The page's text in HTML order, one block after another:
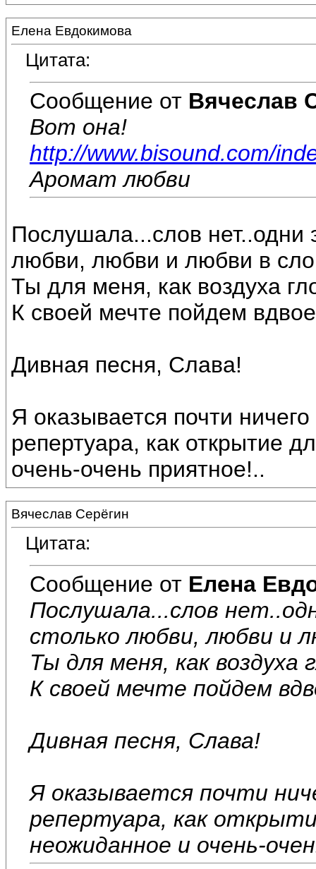
Елена Евдокимова
Цитата:
Сообщение от Вячеслав
Вот она!
http://www.bisound.com/
Аромат любви
Послушала...слов нет..одни
любви, любви и любви в
Ты для меня, как воздуха
К своей мечте пойдем
Дивная песня, Слава!
Я оказывается почти
репертуара, как открытие
очень-очень приятное!..
Вячеслав Серёгин
Цитата:
Сообщение от Елена
Послушала...слов
столько любви, любви и
Ты для меня, как воздуха
К своей мечте пойдем
Дивная песня, Слава!
Я оказывается почти
репертуара, как
неожиданное и очень-